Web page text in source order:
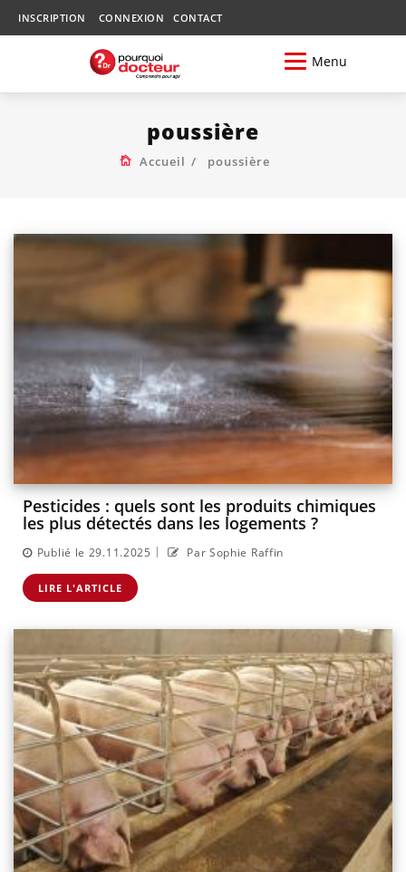
INSCRIPTION CONNEXION CONTACT
Menu
poussière
Accueil poussière
Pesticides : quels sont les produits chimiques
les plus détectés dans les logements ?
Publié le 29.11.2025 | Par Sophie Raffin
LIRE L'ARTICLE